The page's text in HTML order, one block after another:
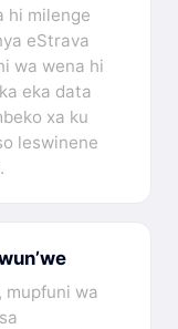
hi milenge
eStrava
wa wena hi
eka data
xa ku
leswinene
mupfuni wa